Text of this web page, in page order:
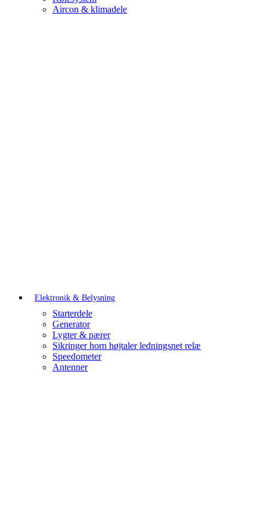
Aircon & klimadele
Elektronik & Belysning
Starterdele
Generator
Lygter & pærer
Sikringer horn højtaler ledningsnet relæ
Speedometer
Antenner